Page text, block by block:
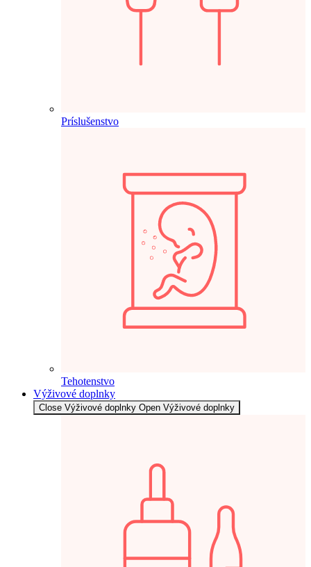
Príslušenstvo
Tehotenstvo
Výživové doplnky
Close Výživové doplnky Open Výživové doplnky